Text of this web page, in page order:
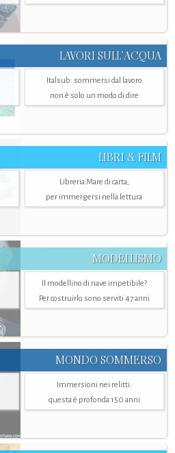
LAVORI SULL’ACQUA
Italsub: sommersi dal lavoro
non è solo un modo di dire
LIBRI & FILM
Libreria Mare di carta,
per immergersi nella lettura
MODELLISMO
Il modellino di nave irripetibile?
Per costruirlo sono serviti 47 anni
MONDO SOMMERSO
Immersioni nei relitti:
questa è profonda 150 anni